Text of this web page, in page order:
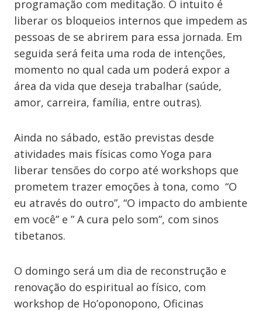
programação com meditação. O intuito é
liberar os bloqueios internos que impedem as
pessoas de se abrirem para essa jornada. Em
seguida será feita uma roda de intenções,
momento no qual cada um poderá expor a
área da vida que deseja trabalhar (saúde,
amor, carreira, família, entre outras).
Ainda no sábado, estão previstas desde
atividades mais físicas como Yoga para
liberar tensões do corpo até workshops que
prometem trazer emoções à tona, como “O
eu através do outro”, “O impacto do ambiente
em você” e ” A cura pelo som”, com sinos
tibetanos.
O domingo será um dia de reconstrução e
renovação do espiritual ao físico, com
workshop de Ho’oponopono, Oficinas